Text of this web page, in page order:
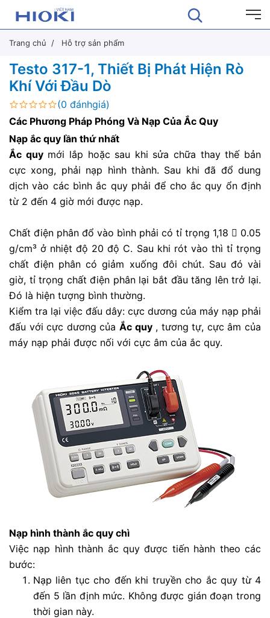
Trang chủ Hỗ trợ sản phẩm
Testo 317-1, Thiết Bị Phát Hiện Rò
Khí Với Đầu Dò
(0 đánhgiá)
Các Phương Pháp Phóng Và Nạp Của Ắc Quy
Nạp ắc quy lần thứ nhất
Ắc quymới lắp hoặc sau khi sửa chữa thay thế bản
cực xong, phải nạp hình thành. Sau khi đã đổ dung
dịch vào các bình ắc quy phải để cho ắc quy ổn định
từ 2 đến 4 giờ mới được nạp.
Chất điện phân đổ vào bình phải có tỉ trọng 1,18  0.05
g/cm³ ở nhiệt độ 20 độ C. Sau khi rót vào thì tỉ trọng
chất điện phân có giảm xuống đôi chút. Sau đó vài
giờ, tỉ trọng chất điện phân lại bắt đầu tăng lên trở lại.
Đó là hiện tượng bình thường.
Kiểm tra lại việc đấu dây: cực dương của máy nạp phải
đấu với cực dương của Ắc quy , tương tự, cực âm của
máy nạp phải được nối với cực âm của ắc quy.
Nạp hình thành ắc quy chì
Việc nạp hình thành ắc quy được tiến hành theo các
bước:
Nạp liên tục cho đến khi truyền cho ắc quy từ 4
đến 5 lần định mức. Không được gián đoạn trong
thời gian này.